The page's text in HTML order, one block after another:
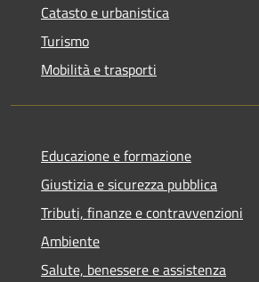
Catasto e urbanistica
Turismo
Mobilità e trasporti
Educazione e formazione
Giustizia e sicurezza pubblica
Tributi, finanze e contravvenzioni
Ambiente
Salute, benessere e assistenza